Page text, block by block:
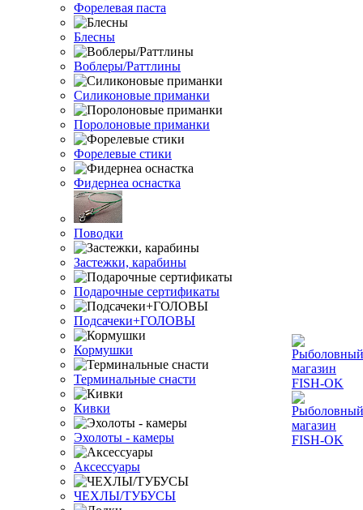
Форелевая паста
Блесны
Воблеры/Раттлины
Силиконовые приманки
Поролоновые приманки
Форелевые стики
Фидернеа оснастка
Поводки
Застежки, карабины
Подарочные сертификаты
Подсачеки+ГОЛОВЫ
Кормушки
Терминальные снасти
Кивки
Эхолоты - камеры
Аксессуары
ЧЕХЛЫ/ТУБУСЫ